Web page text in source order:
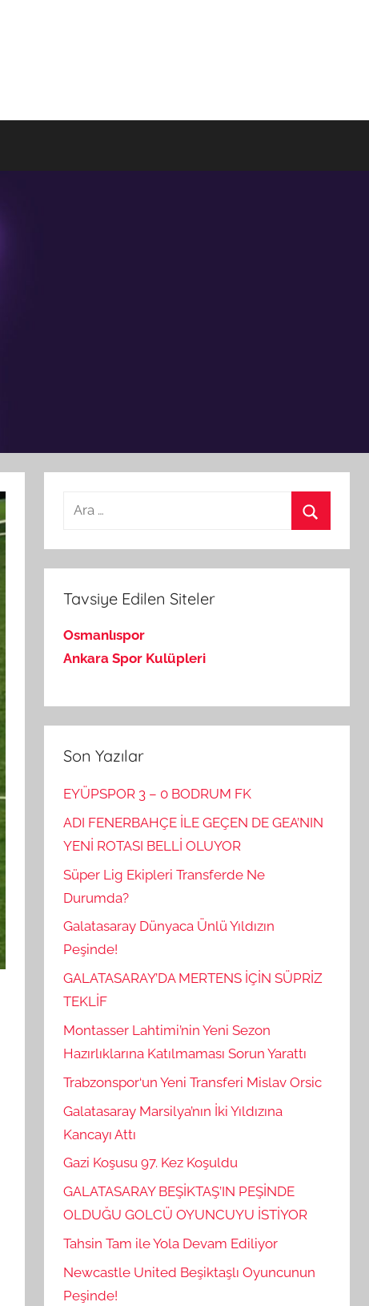
Arama:
Tavsiye Edilen Siteler
Osmanlıspor
Ankara Spor Kulüpleri
Son Yazılar
EYÜPSPOR 3 – 0 BODRUM FK
ADI FENERBAHÇE İLE GEÇEN DE GEA’NIN
YENİ ROTASI BELLİ OLUYOR
Süper Lig Ekipleri Transferde Ne
Durumda?
Galatasaray Dünyaca Ünlü Yıldızın
Peşinde!
GALATASARAY’DA MERTENS İÇİN SÜPRİZ
TEKLİF
Montasser Lahtimi’nin Yeni Sezon
Hazırlıklarına Katılmaması Sorun Yarattı
Trabzonspor‘un Yeni Transferi Mislav Orsic
Galatasaray Marsilya’nın İki Yıldızına
Kancayı Attı
Gazi Koşusu 97. Kez Koşuldu
GALATASARAY BEŞİKTAŞ’IN PEŞİNDE
OLDUĞU GOLCÜ OYUNCUYU İSTİYOR
Tahsin Tam ile Yola Devam Ediliyor
Newcastle United Beşiktaşlı Oyuncunun
Peşinde!